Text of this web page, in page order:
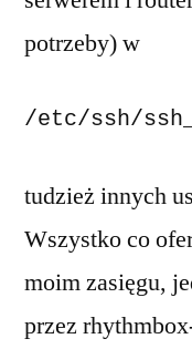
potrzeby) w
/etc/ssh/
tudzież innych
Wszystko co
moim zasięgu,
przez